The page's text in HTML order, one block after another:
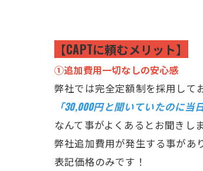
【CAPTに頼むメリット】
①追加費用一切なしの安心感
弊社では完全定額制を採用して
「30,000円と聞いていたのに
なんて事がよくあるとお聞きしま
弊社追加費用が発生する事があ
表記価格のみです！